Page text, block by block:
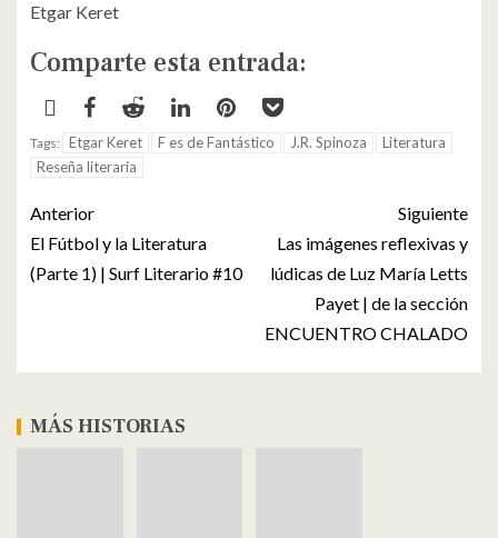
Etgar Keret
Comparte esta entrada:
Tags: Etgar Keret F es de Fantástico J.R. Spinoza
Literatura
Reseña literaria
Anterior
El Fútbol y la Literatura
(Parte 1) | Surf Literario #10
Siguiente
Las imágenes reflexivas y
lúdicas de Luz María Letts
Payet | de la sección
ENCUENTRO CHALADO
MÁS HISTORIAS